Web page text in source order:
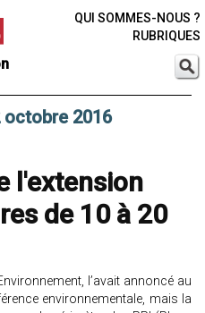
QUI SOMMES-NOUS ?
RUBRIQUES
2016
l'extension
de 10 à 20
l’avait annoncé au
environnementale, mais la